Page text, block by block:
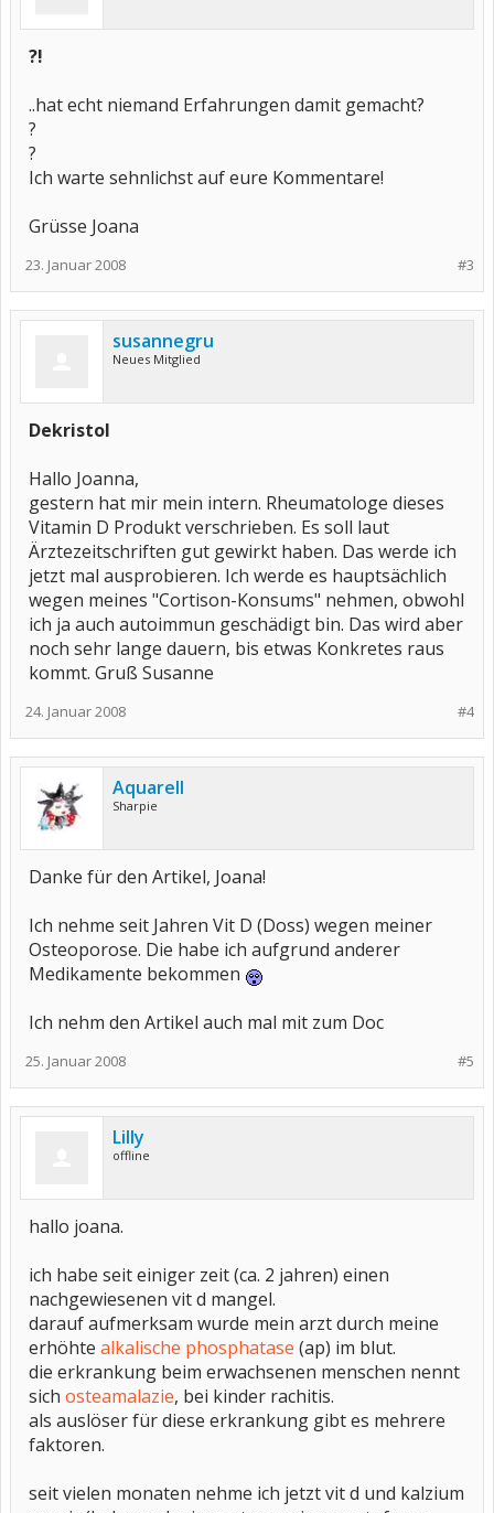
?!
..hat echt niemand Erfahrungen damit gemacht?
?
?
Ich warte sehnlichst auf eure Kommentare!
Grüsse Joana
#3
23. Januar 2008
susannegru
Neues Mitglied
Dekristol
Hallo Joanna,
gestern hat mir mein intern. Rheumatologe dieses
Vitamin D Produkt verschrieben. Es soll laut
Ärztezeitschriften gut gewirkt haben. Das werde ich
jetzt mal ausprobieren. Ich werde es hauptsächlich
wegen meines "Cortison-Konsums" nehmen, obwohl
ich ja auch autoimmun geschädigt bin. Das wird aber
noch sehr lange dauern, bis etwas Konkretes raus
kommt. Gruß Susanne
#4
24. Januar 2008
Aquarell
Sharpie
Danke für den Artikel, Joana!
Ich nehme seit Jahren Vit D (Doss) wegen meiner
Osteoporose. Die habe ich aufgrund anderer
Medikamente bekommen
Ich nehm den Artikel auch mal mit zum Doc
#5
25. Januar 2008
Lilly
offline
hallo joana.
ich habe seit einiger zeit (ca. 2 jahren) einen
nachgewiesenen vit d mangel.
darauf aufmerksam wurde mein arzt durch meine
erhöhte alkalische phosphatase (ap) im blut.
die erkrankung beim erwachsenen menschen nennt
sich osteamalazie, bei kinder rachitis.
als auslöser für diese erkrankung gibt es mehrere
faktoren.
seit vielen monaten nehme ich jetzt vit d und kalzium